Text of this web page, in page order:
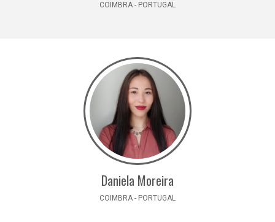
COIMBRA - PORTUGAL
Daniela Moreira
COIMBRA - PORTUGAL